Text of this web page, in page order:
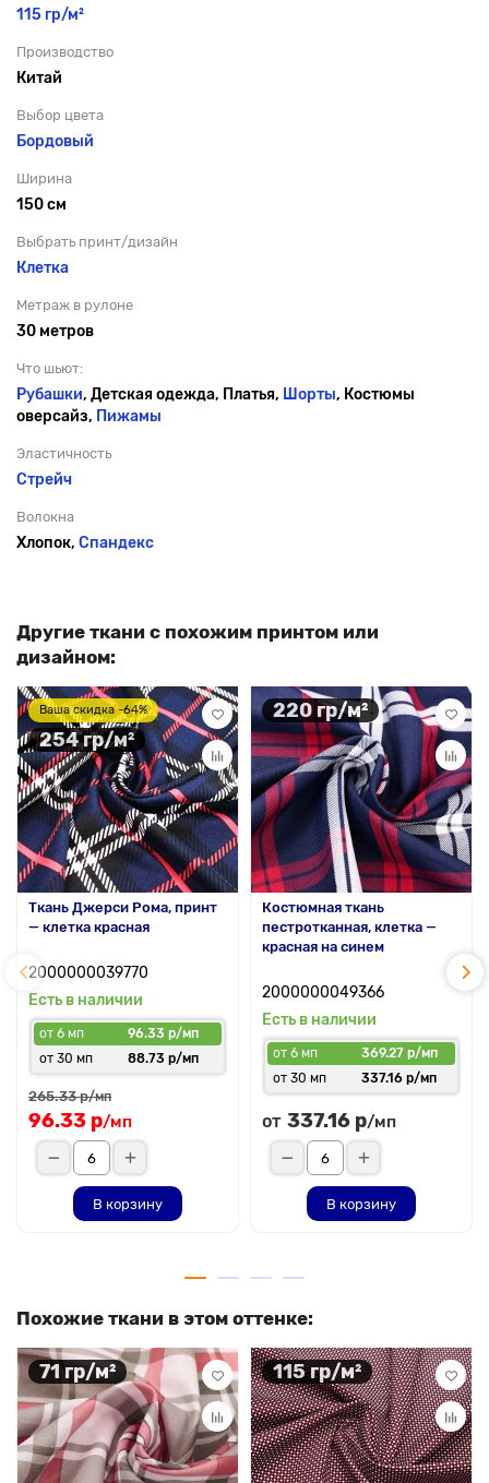
115 гр/м²
Производство
Китай
Выбор цвета
Бордовый
Ширина
150 см
Выбрать принт/дизайн
Клетка
Метраж в рулоне
30 метров
Что шьют:
Рубашки, Детская одежда, Платья, Шорты, Костюмы
оверсайз, Пижамы
Эластичность
Стрейч
Волокна
Хлопок, Спандекс
Другие ткани с похожим принтом или
дизайном:
Ваша скидка -64%
254 гр/м²
Ткань Джерси Рома, принт
— клетка красная
2000000039770
Есть в наличии
от 6 мп
96.33 р/мп
от 30 мп
88.73 р/мп
265.33 р/мп
96.33 р/мп
В корзину
220 гр/м²
Костюмная ткань
пестротканная, клетка —
красная на синем
2000000049366
Есть в наличии
от 6 мп
369.27 р/мп
от 30 мп
337.16 р/мп
от 337.16 р/мп
В корзину
Похожие ткани в этом оттенке:
71 гр/м² 115 гр/м²